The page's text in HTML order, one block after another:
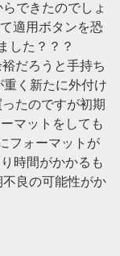
できたのでしょ
適用ボタンを恐
した？？？
だろうと手持ち
重く新たに外付け
たのですが初期
マットをしても
フォーマットが
時間がかかるも
良の可能性がか